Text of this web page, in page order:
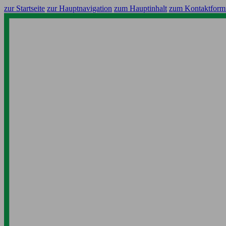
zur Startseite zur Hauptnavigation zum Hauptinhalt zum